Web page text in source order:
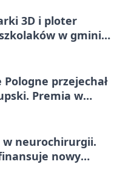
3D i ploter
w gminie
przejechał
Premia w
w neurochirurgii.
nowy